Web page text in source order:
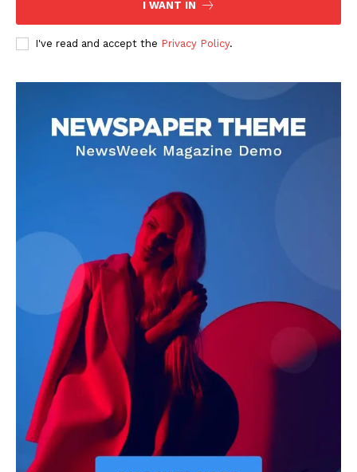
AIN NEWS 1
Contact Us
Privacy Policy
Terms of Use Agreement
Facebook
X WhatsApp
Share
I WANT IN
I've read and accept the Privacy Policy.